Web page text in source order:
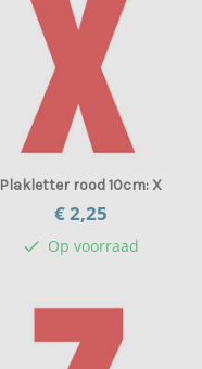
Plakletter rood 10cm: X
€ 2,25
check Op voorraad